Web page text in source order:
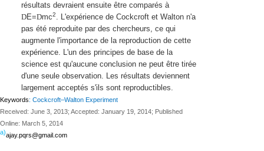
résultats devraient ensuite être comparés à
DE=Dmc2. L'expérience de Cockcroft et Walton n'a
pas été reproduite par des chercheurs, ce qui
augmente l'importance de la reproduction de cette
expérience. L'un des principes de base de la
science est qu'aucune conclusion ne peut être tirée
d'une seule observation. Les résultats deviennent
largement acceptés s'ils sont reproductibles.
Keywords: Cockcroft–Walton Experiment
Received: June 3, 2013; Accepted: January 19, 2014; Published
Online: March 5, 2014
a)ajay.pqrs@gmail.com